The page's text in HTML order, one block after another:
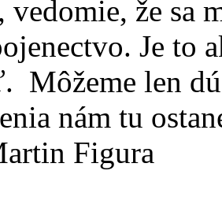
vedomie, že sa
Je to
Môžeme len
nám tu
Figura